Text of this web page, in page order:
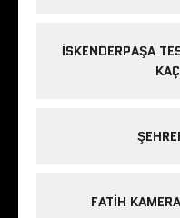
İSKENDERPAŞA
FATIH